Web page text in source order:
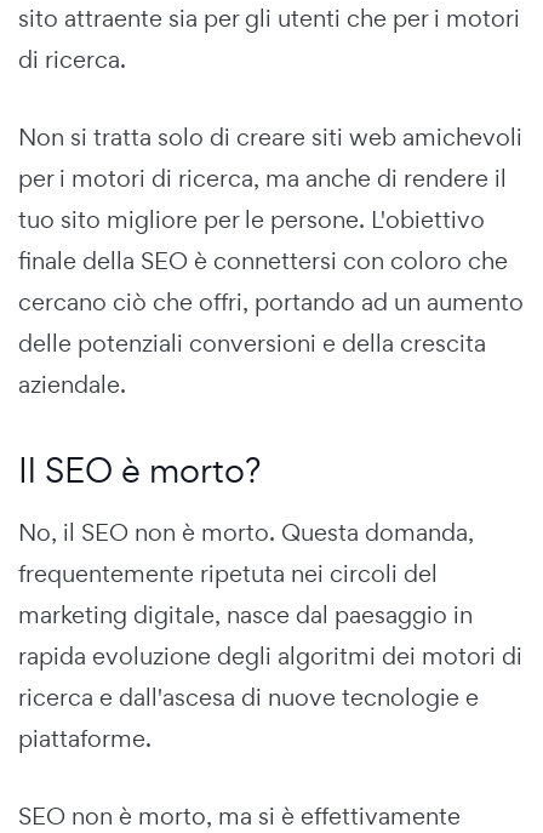
sito attraente sia per gli utenti che per i motori
di ricerca.
Non si tratta solo di creare siti web amichevoli
per i motori di ricerca, ma anche di rendere il
tuo sito migliore per le persone. L'obiettivo
finale della SEO è connettersi con coloro che
cercano ciò che offri, portando ad un aumento
delle potenziali conversioni e della crescita
aziendale.
Il SEO è morto?
No, il SEO non è morto. Questa domanda,
frequentemente ripetuta nei circoli del
marketing digitale, nasce dal paesaggio in
rapida evoluzione degli algoritmi dei motori di
ricerca e dall'ascesa di nuove tecnologie e
piattaforme.
SEO non è morto, ma si è effettivamente